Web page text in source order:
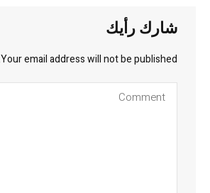
شارك رأيك
Your email address will not be published.